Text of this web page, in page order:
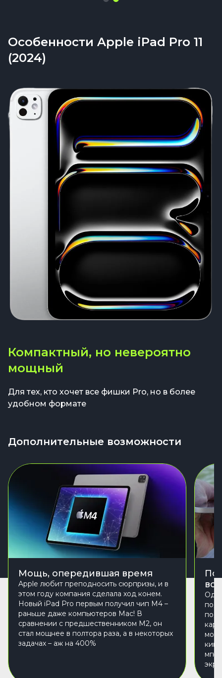
Особенности Apple iPad Pro 11
(2024)
Компактный, но невероятно
мощный
Для тех, кто хочет все фишки Pro, но в более
удобном формате
Дополнительные возможности
Мощь, опередившая время
Apple любит преподносить сюрпризы, и в
этом году компания сделала ход конем.
Новый iPad Pro первым получил чип M4 –
раньше даже компьютеров Mac! В
сравнении с предшественником M2, он
стал мощнее в полтора раза, а в некоторых
задачах – аж на 400%